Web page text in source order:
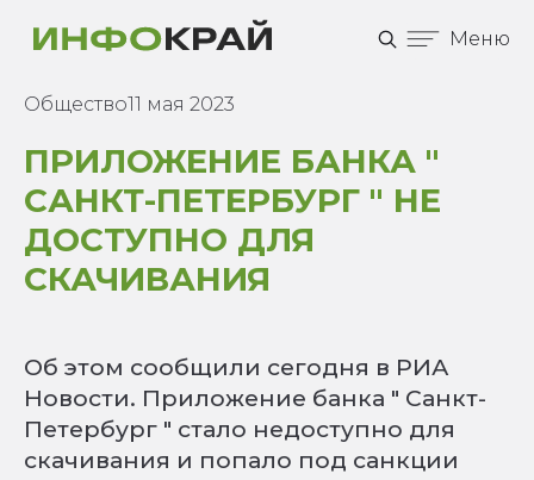
Меню
Общество11 мая 2023
ПРИЛОЖЕНИЕ БАНКА "
САНКТ-ПЕТЕРБУРГ " НЕ
ДОСТУПНО ДЛЯ
СКАЧИВАНИЯ
Об этом сообщили сегодня в РИА
Новости. Приложение банка " Санкт-
Петербург " стало недоступно для
скачивания и попало под санкции